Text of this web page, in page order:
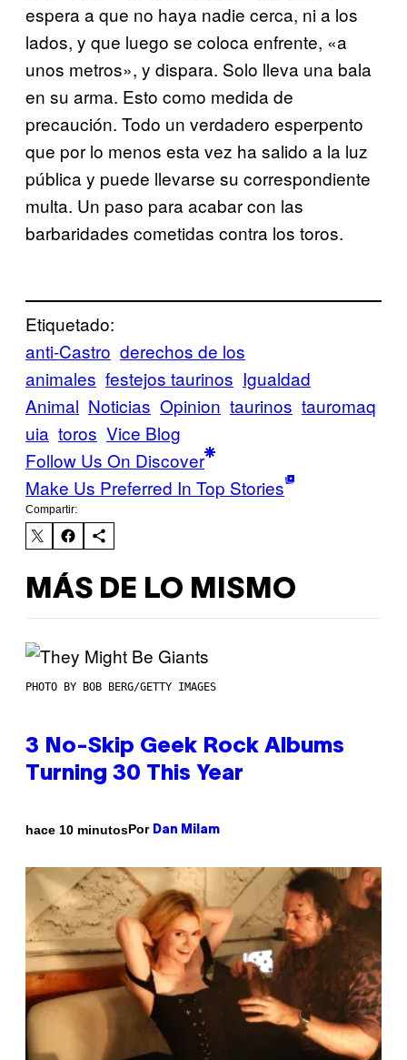
espera a que no haya nadie cerca, ni a los
lados, y que luego se coloca enfrente, «a
unos metros», y dispara. Solo lleva una bala
en su arma. Esto como medida de
precaución. Todo un verdadero esperpento
que por lo menos esta vez ha salido a la luz
pública y puede llevarse su correspondiente
multa. Un paso para acabar con las
barbaridades cometidas contra los toros.
Etiquetado:
anti-Castro derechos de los
animales festejos taurinos Igualdad
Animal Noticias Opinion taurinos tauromaq
uia toros Vice Blog
Follow Us On Discover
Make Us Preferred In Top Stories
Compartir:
MÁS DE LO MISMO
PHOTO BY BOB BERG/GETTY IMAGES
3 No-Skip Geek Rock Albums
Turning 30 This Year
hace 10 minutosPor Dan Milam